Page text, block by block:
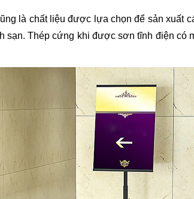
là chất liệu được lựa chọn để sản xuất
sạn. Thép cứng khi được sơn tĩnh điện có